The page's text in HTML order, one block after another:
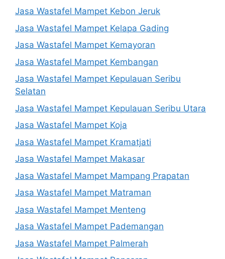
Jasa Wastafel Mampet Kebon Jeruk
Jasa Wastafel Mampet Kelapa Gading
Jasa Wastafel Mampet Kemayoran
Jasa Wastafel Mampet Kembangan
Jasa Wastafel Mampet Kepulauan Seribu
Selatan
Jasa Wastafel Mampet Kepulauan Seribu Utara
Jasa Wastafel Mampet Koja
Jasa Wastafel Mampet Kramatjati
Jasa Wastafel Mampet Makasar
Jasa Wastafel Mampet Mampang Prapatan
Jasa Wastafel Mampet Matraman
Jasa Wastafel Mampet Menteng
Jasa Wastafel Mampet Pademangan
Jasa Wastafel Mampet Palmerah